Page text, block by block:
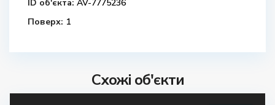
ID об'єкта: AV-7775236
Поверх: 1
Схожі об'єкти